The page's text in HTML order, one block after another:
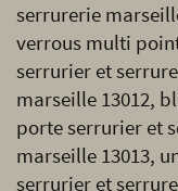
serrurerie
verrous multi
serrurier et
marseille 13012,
porte serrurier et
marseille 13013,
serrurier et